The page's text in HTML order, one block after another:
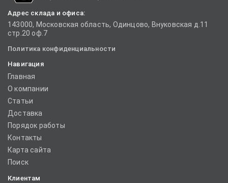
Адрес склада и офиса:
143000, Московская область, Одинцово, Внуковская д.11
стр.20 оф.7
Политика конфиденциальности
Навигация
Главная
О компании
Статьи
Доставка
Порядок работы
Контакты
Карта сайта
Поиск
Клиентам